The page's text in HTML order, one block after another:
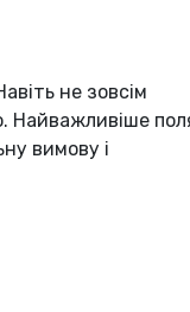
не зовсім
Найважливіше
вимову і